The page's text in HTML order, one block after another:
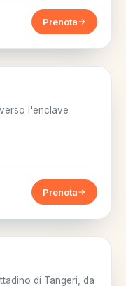
Prenota
l'enclave
Prenota
di Tangeri, da